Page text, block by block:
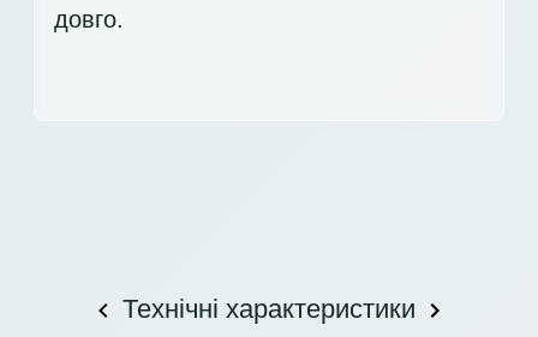
довго.
Технічні характеристики